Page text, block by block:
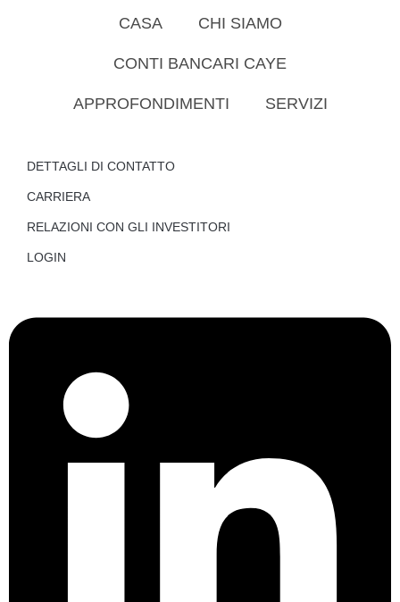
CASA CHI SIAMO
CONTI BANCARI CAYE
APPROFONDIMENTI SERVIZI
DETTAGLI DI CONTATTO
CARRIERA
RELAZIONI CON GLI INVESTITORI
LOGIN